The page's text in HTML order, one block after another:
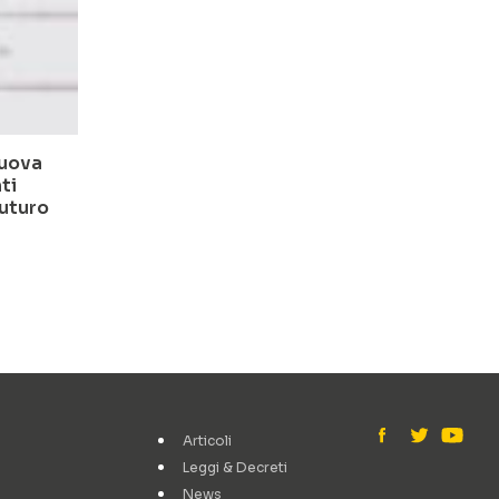
Articoli
Leggi & Decreti
News